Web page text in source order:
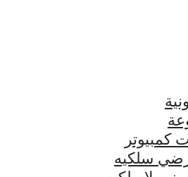
كمبيوتر
سلكيه